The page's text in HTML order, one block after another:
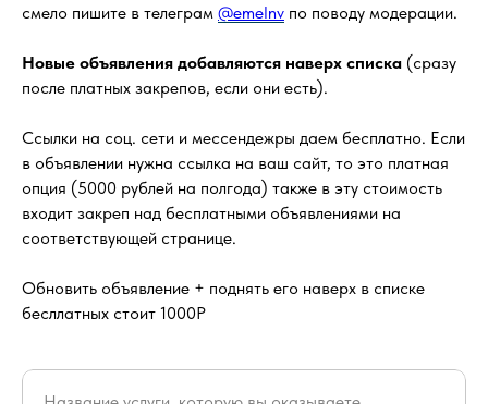
смело пишите в телеграм @emelnv по поводу модерации.
Новые объявления добавляются наверх списка (сразу
после платных закрепов, если они есть).
Ссылки на соц. сети и мессендежры даем бесплатно. Если
в объявлении нужна ссылка на ваш сайт, то это платная
опция (5000 рублей на полгода) также в эту стоимость
входит закреп над бесплатными объявлениями на
соответствующей странице.
Обновить объявление + поднять его наверх в списке
бесллатных стоит 1000Р